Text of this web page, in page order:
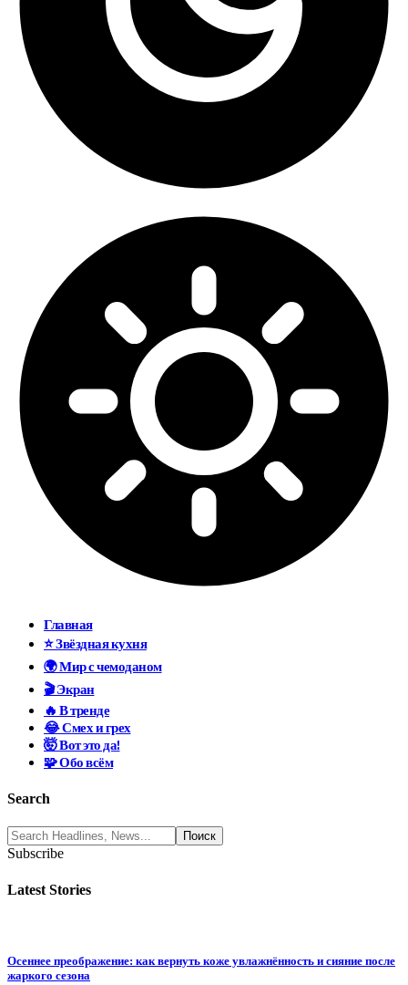
Главная
⭐ Звёздная кухня
🌍 Мир с чемоданом
🎬 Экран
🔥 В тренде
😂 Смех и грех
🤯 Вот это да!
🧩 Обо всём
Search
Subscribe
Latest Stories
Осеннее преображение: как вернуть коже увлажнённость и сияние после
жаркого сезона